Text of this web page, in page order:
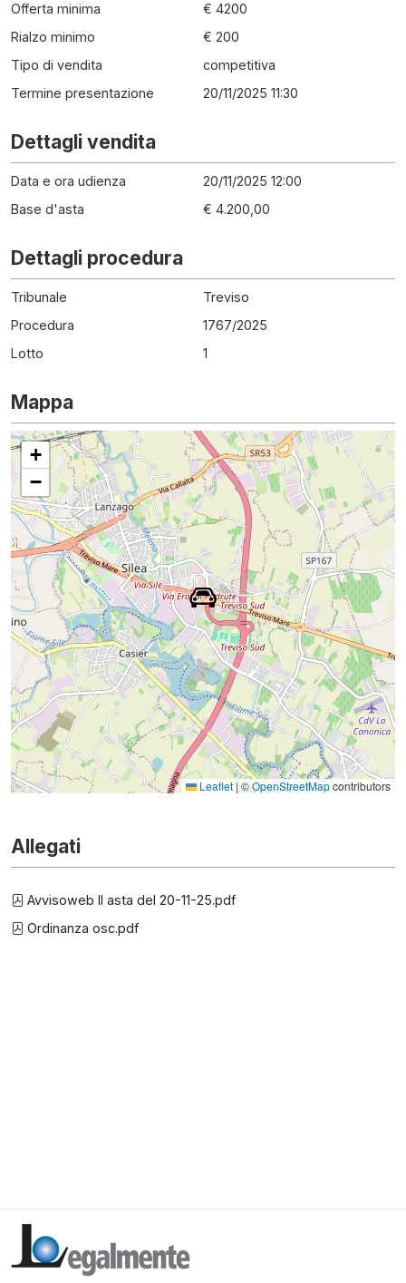
Offerta minima
€ 4200
Rialzo minimo
€ 200
Tipo di vendita
competitiva
Termine presentazione
20/11/2025 11:30
Dettagli vendita
Data e ora udienza
20/11/2025 12:00
Base d'asta
€ 4.200,00
Dettagli procedura
Tribunale
Treviso
Procedura
1767/2025
Lotto
1
Mappa
+
−
Leaflet | ©OpenStreetMapcontributors
Allegati
Avvisoweb II asta del 20-11-25.pdf
Ordinanza osc.pdf